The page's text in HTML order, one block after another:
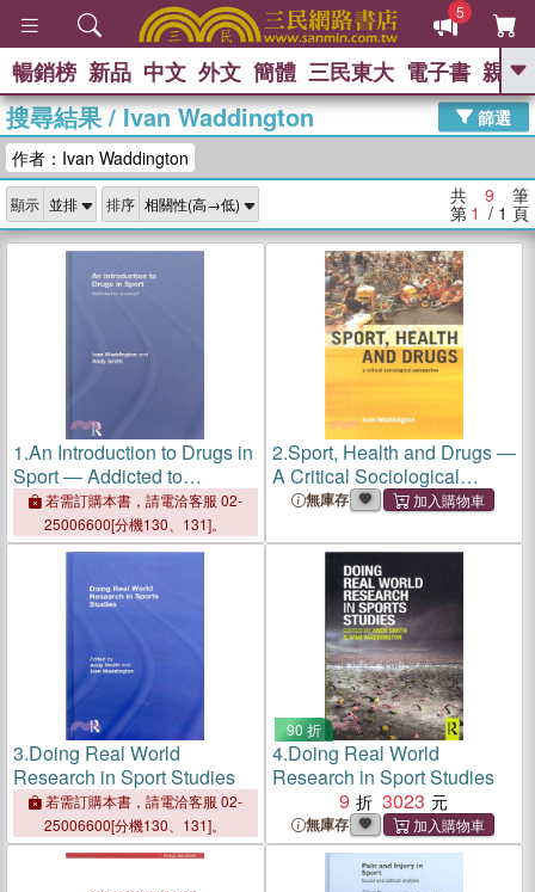
5
GO
暢銷榜 新品 中文 外文 簡體 三民東大 電子書 親子
搜尋結果/Ivan Waddington
篩選
作者：Ivan Waddington
顯示 排序 共 9 筆
第 1 / 1 頁
1.An Introduction to Drugs in
Sport ― Addicted to
Winning?
若需訂購本書，請電洽客服 02-
25006600[分機130、131]。
2.Sport, Health and Drugs ―
A Critical Sociological
Perspective
無庫存
3.Doing Real World
Research in Sport Studies
若需訂購本書，請電洽客服 02-
25006600[分機130、131]。
90 折
4.Doing Real World
Research in Sport Studies
9
3023
無庫存